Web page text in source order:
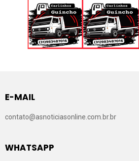
E-MAIL
contato@asnoticiasonline.com.br.br
WHATSAPP